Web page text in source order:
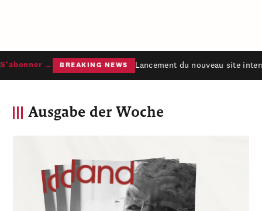
→ BREAKING NEWS Lancement du nouveau site
Ausgabe der Woche